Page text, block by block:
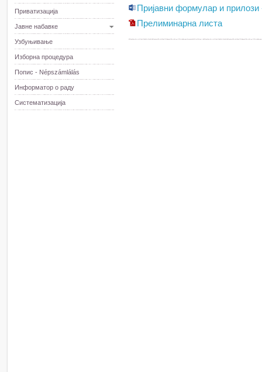
Приватизација
Јавне набавке
Узбуњивање
Изборна процедура
Попис - Népszámlálás
Информатор о раду
Систематизација
Пријавни формулар и прилози
Прелиминарна листа